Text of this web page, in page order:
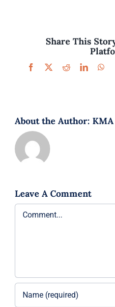
Share This
Facebook
X RedditLinkedIn
About the Author:
Leave A Comment
Comment